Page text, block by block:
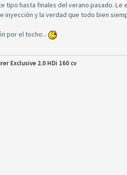
tipo hasta finales del verano pasado. Le
inyección y la verdad que todo bien
por el tocho...
Exclusive 2.0 HDi 160 cv